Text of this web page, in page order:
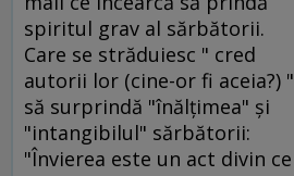
spiritul grav al sărbătorii.
Care se străduiesc " cred
autorii lor (cine-or fi aceia?) "
să surprindă "înălţimea" şi
"intangibilul" sărbătorii:
"Învierea este un act divin ce